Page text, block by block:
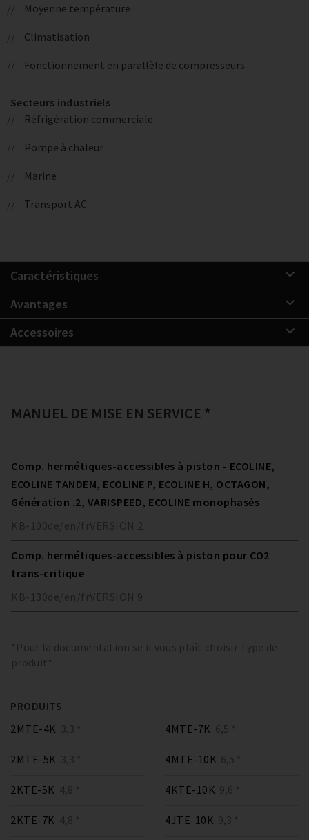
Moyenne température
Climatisation
Fonctionnement en parallèle de compresseurs
Secteurs industriels
Réfrigération commerciale
Pompe à chaleur
Marine
Transport AC
Caractéristiques
Avantages
Accessoires
MANUEL DE MISE EN SERVICE *
Comp. hermétiques-accessibles à piston - ECOLINE,
ECOLINE TANDEM, ECOLINE P, ECOLINE H, OCTAGON,
Génération .2, VARISPEED, ECOLINE monophasés
KB-100de/en/fr VERSION 2
Comp. hermétiques-accessibles à piston pour CO2
trans-critique
KB-130de/en/fr VERSION 9
*Pour la documentation se il vous plaît choisir Type de
produit*
PRODUITS
2MTE-4K 3,3 *
2MTE-5K 3,3 *
2KTE-5K 4,8 *
2KTE-7K 4,8 *
4MTE-7K 6,5 *
4MTE-10K 6,5 *
4KTE-10K 9,6 *
4JTE-10K 9,3 *